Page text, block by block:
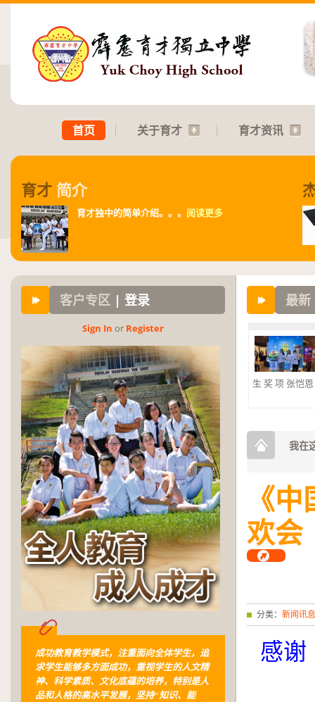
首页 关于育才 育才资讯
育才 简介
育才独中的简单介绍。。。 阅读更多
客户专区 | 登录
Sign In or Reg­is­ter
成功教育教学模式，注重面向全体学生，追
求学生能够多方面成功，重视学生的人文精
神、科学素质、文化底蕴的培养，特别是人
品和人格的高水平发展，坚持“知识、能
最新
2026年第三
奖
生 奖 项 张恺
我在
《
欢会
分类： 新闻讯息
感谢